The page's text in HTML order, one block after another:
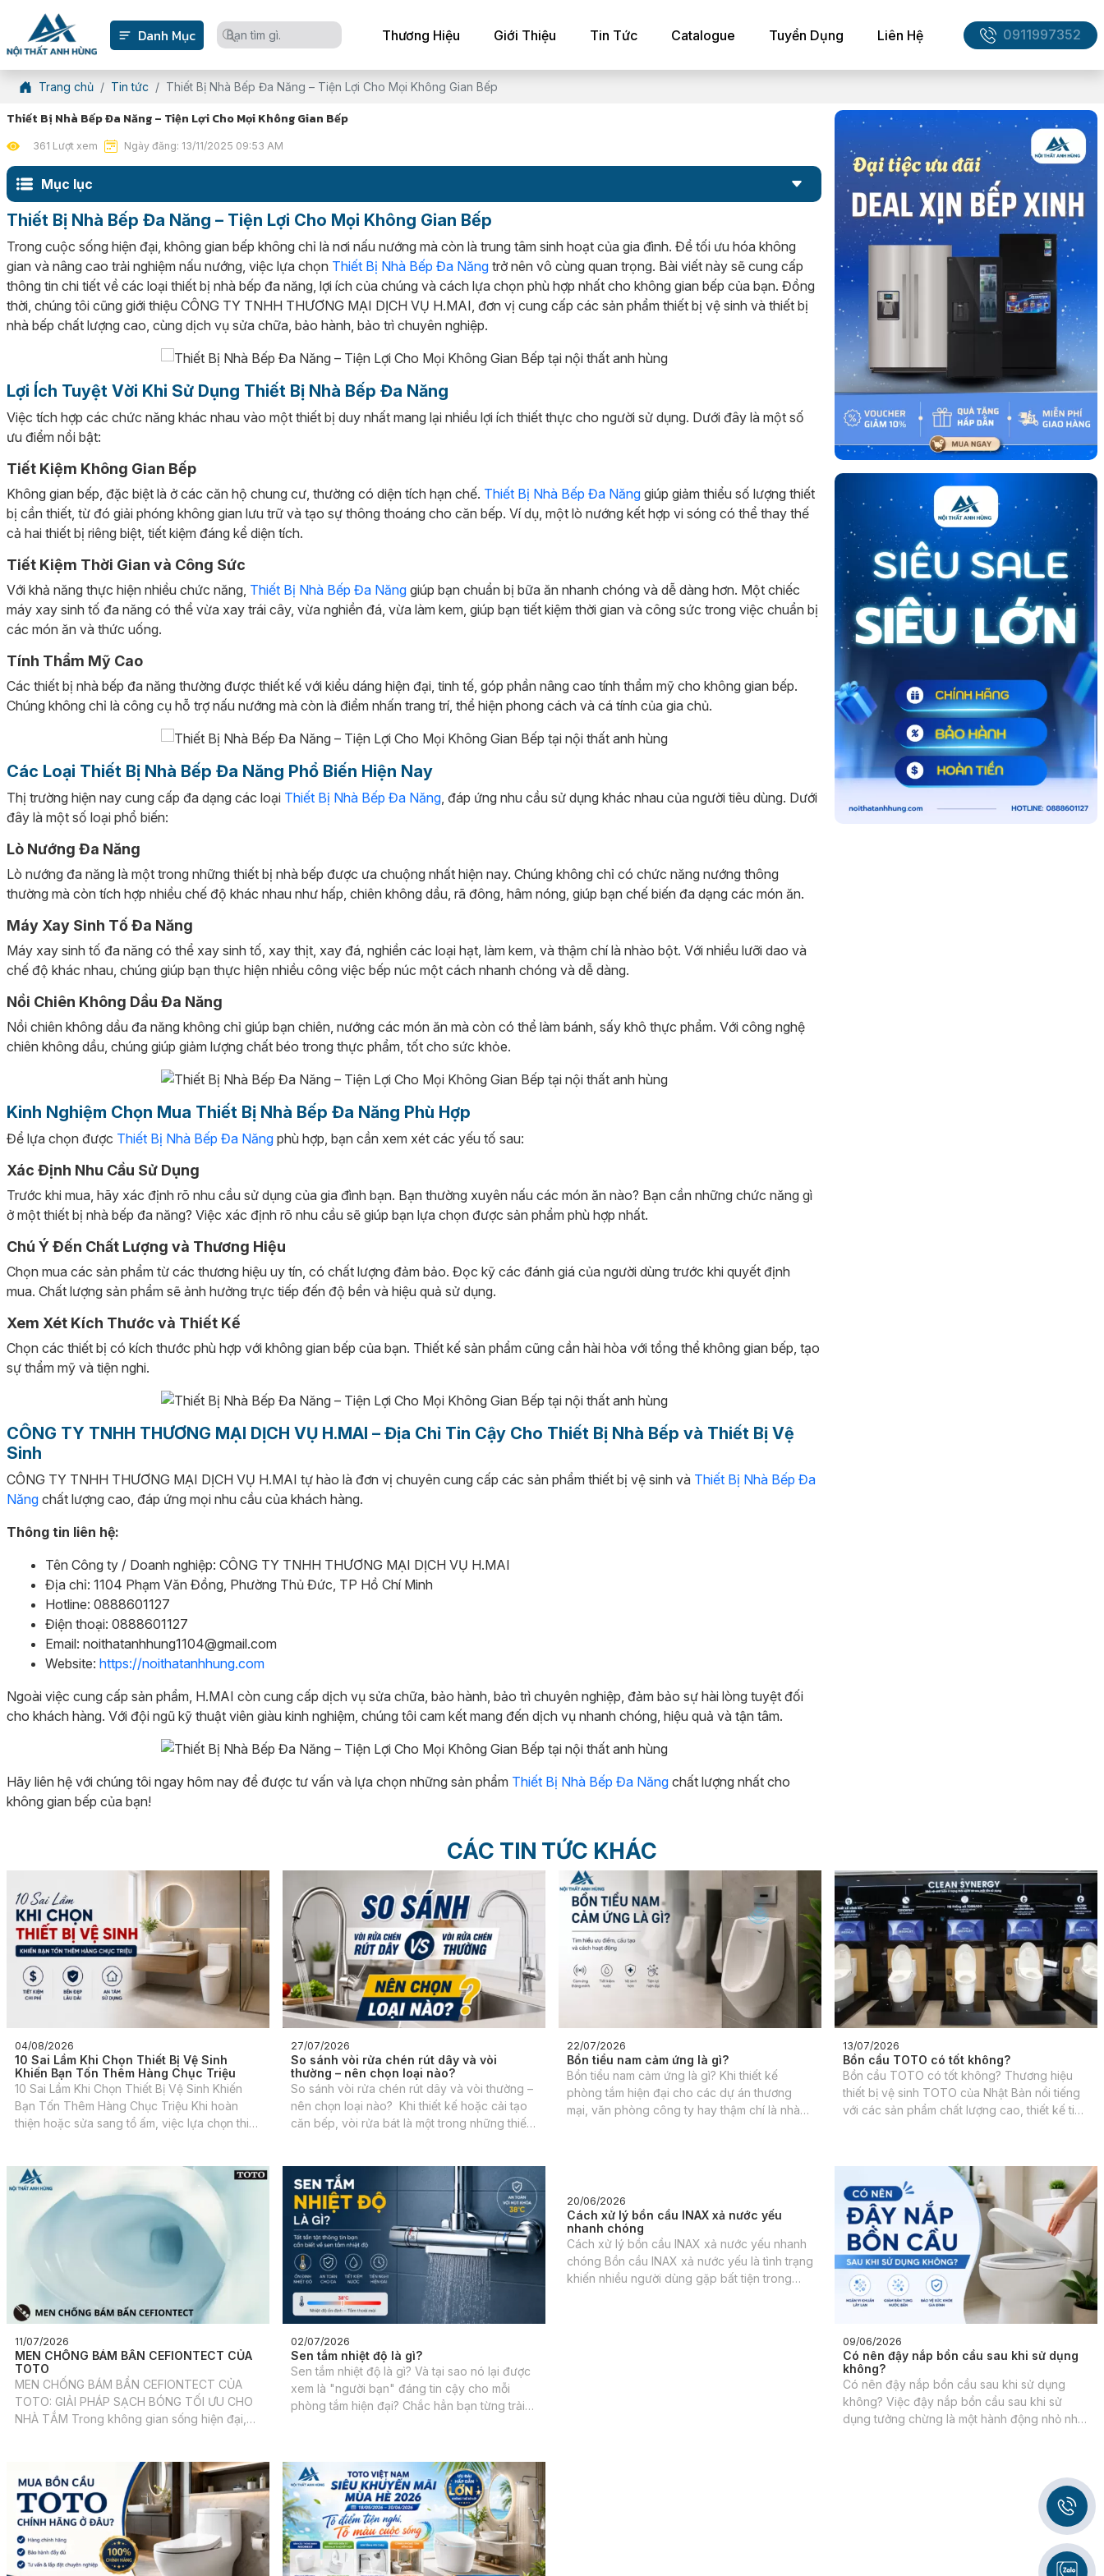
Danh Mục Thương Hiệu Giới Thiệu Tin Tức Catalogue Tuyển Dụng Liên Hệ 0911997352
Trang chủ Tin tức Thiết Bị Nhà Bếp Đa Năng – Tiện Lợi Cho Mọi Không Gian Bếp
Thiết Bị Nhà Bếp Đa Năng – Tiện Lợi Cho Mọi Không Gian Bếp
361 Lượt xem Ngày đăng: 13/11/2025 09:53 AM
Mục lục
Thiết Bị Nhà Bếp Đa Năng – Tiện Lợi Cho Mọi Không Gian Bếp
Trong cuộc sống hiện đại, không gian bếp không chỉ là nơi nấu nướng mà còn là trung tâm sinh hoạt của gia đình. Để tối ưu hóa không
gian và nâng cao trải nghiệm nấu nướng, việc lựa chọn Thiết Bị Nhà Bếp Đa Năng trở nên vô cùng quan trọng. Bài viết này sẽ cung cấp
thông tin chi tiết về các loại thiết bị nhà bếp đa năng, lợi ích của chúng và cách lựa chọn phù hợp nhất cho không gian bếp của bạn. Đồng
thời, chúng tôi cũng giới thiệu CÔNG TY TNHH THƯƠNG MẠI DỊCH VỤ H.MAI, đơn vị cung cấp các sản phẩm thiết bị vệ sinh và thiết bị
nhà bếp chất lượng cao, cùng dịch vụ sửa chữa, bảo hành, bảo trì chuyên nghiệp.
Lợi Ích Tuyệt Vời Khi Sử Dụng Thiết Bị Nhà Bếp Đa Năng
Việc tích hợp các chức năng khác nhau vào một thiết bị duy nhất mang lại nhiều lợi ích thiết thực cho người sử dụng. Dưới đây là một số
ưu điểm nổi bật:
Tiết Kiệm Không Gian Bếp
Không gian bếp, đặc biệt là ở các căn hộ chung cư, thường có diện tích hạn chế. Thiết Bị Nhà Bếp Đa Năng giúp giảm thiểu số lượng thiết
bị cần thiết, từ đó giải phóng không gian lưu trữ và tạo sự thông thoáng cho căn bếp. Ví dụ, một lò nướng kết hợp vi sóng có thể thay thế
cả hai thiết bị riêng biệt, tiết kiệm đáng kể diện tích.
Tiết Kiệm Thời Gian và Công Sức
Với khả năng thực hiện nhiều chức năng, Thiết Bị Nhà Bếp Đa Năng giúp bạn chuẩn bị bữa ăn nhanh chóng và dễ dàng hơn. Một chiếc
máy xay sinh tố đa năng có thể vừa xay trái cây, vừa nghiền đá, vừa làm kem, giúp bạn tiết kiệm thời gian và công sức trong việc chuẩn bị
các món ăn và thức uống.
Tính Thẩm Mỹ Cao
Các thiết bị nhà bếp đa năng thường được thiết kế với kiểu dáng hiện đại, tinh tế, góp phần nâng cao tính thẩm mỹ cho không gian bếp.
Chúng không chỉ là công cụ hỗ trợ nấu nướng mà còn là điểm nhấn trang trí, thể hiện phong cách và cá tính của gia chủ.
Các Loại Thiết Bị Nhà Bếp Đa Năng Phổ Biến Hiện Nay
Thị trường hiện nay cung cấp đa dạng các loại Thiết Bị Nhà Bếp Đa Năng, đáp ứng nhu cầu sử dụng khác nhau của người tiêu dùng. Dưới
đây là một số loại phổ biến:
Lò Nướng Đa Năng
Lò nướng đa năng là một trong những thiết bị nhà bếp được ưa chuộng nhất hiện nay. Chúng không chỉ có chức năng nướng thông
thường mà còn tích hợp nhiều chế độ khác nhau như hấp, chiên không dầu, rã đông, hâm nóng, giúp bạn chế biến đa dạng các món ăn.
Máy Xay Sinh Tố Đa Năng
Máy xay sinh tố đa năng có thể xay sinh tố, xay thịt, xay đá, nghiền các loại hạt, làm kem, và thậm chí là nhào bột. Với nhiều lưỡi dao và
chế độ khác nhau, chúng giúp bạn thực hiện nhiều công việc bếp núc một cách nhanh chóng và dễ dàng.
Nồi Chiên Không Dầu Đa Năng
Nồi chiên không dầu đa năng không chỉ giúp bạn chiên, nướng các món ăn mà còn có thể làm bánh, sấy khô thực phẩm. Với công nghệ
chiên không dầu, chúng giúp giảm lượng chất béo trong thực phẩm, tốt cho sức khỏe.
Kinh Nghiệm Chọn Mua Thiết Bị Nhà Bếp Đa Năng Phù Hợp
Để lựa chọn được Thiết Bị Nhà Bếp Đa Năng phù hợp, bạn cần xem xét các yếu tố sau:
Xác Định Nhu Cầu Sử Dụng
Trước khi mua, hãy xác định rõ nhu cầu sử dụng của gia đình bạn. Bạn thường xuyên nấu các món ăn nào? Bạn cần những chức năng gì
ở một thiết bị nhà bếp đa năng? Việc xác định rõ nhu cầu sẽ giúp bạn lựa chọn được sản phẩm phù hợp nhất.
Chú Ý Đến Chất Lượng và Thương Hiệu
Chọn mua các sản phẩm từ các thương hiệu uy tín, có chất lượng đảm bảo. Đọc kỹ các đánh giá của người dùng trước khi quyết định
mua. Chất lượng sản phẩm sẽ ảnh hưởng trực tiếp đến độ bền và hiệu quả sử dụng.
Xem Xét Kích Thước và Thiết Kế
Chọn các thiết bị có kích thước phù hợp với không gian bếp của bạn. Thiết kế sản phẩm cũng cần hài hòa với tổng thể không gian bếp, tạo
sự thẩm mỹ và tiện nghi.
CÔNG TY TNHH THƯƠNG MẠI DỊCH VỤ H.MAI – Địa Chỉ Tin Cậy Cho Thiết Bị Nhà Bếp và Thiết Bị Vệ
Sinh
CÔNG TY TNHH THƯƠNG MẠI DỊCH VỤ H.MAI tự hào là đơn vị chuyên cung cấp các sản phẩm thiết bị vệ sinh và Thiết Bị Nhà Bếp Đa
Năng chất lượng cao, đáp ứng mọi nhu cầu của khách hàng.
Thông tin liên hệ:
Tên Công ty / Doanh nghiệp: CÔNG TY TNHH THƯƠNG MẠI DỊCH VỤ H.MAI
Địa chỉ: 1104 Phạm Văn Đồng, Phường Thủ Đức, TP Hồ Chí Minh
Hotline: 0888601127
Điện thoại: 0888601127
Email: noithatanhhung1104@gmail.com
Website: https://noithatanhhung.com
Ngoài việc cung cấp sản phẩm, H.MAI còn cung cấp dịch vụ sửa chữa, bảo hành, bảo trì chuyên nghiệp, đảm bảo sự hài lòng tuyệt đối
cho khách hàng. Với đội ngũ kỹ thuật viên giàu kinh nghiệm, chúng tôi cam kết mang đến dịch vụ nhanh chóng, hiệu quả và tận tâm.
Hãy liên hệ với chúng tôi ngay hôm nay để được tư vấn và lựa chọn những sản phẩm Thiết Bị Nhà Bếp Đa Năng chất lượng nhất cho
không gian bếp của bạn!
CÁC TIN TỨC KHÁC
04/08/2026
10 Sai Lầm Khi Chọn Thiết Bị Vệ Sinh
Khiến Bạn Tốn Thêm Hàng Chục Triệu
10 Sai Lầm Khi Chọn Thiết Bị Vệ Sinh Khiến
Bạn Tốn Thêm Hàng Chục Triệu Khi hoàn
thiện hoặc sửa sang tổ ấm, việc lựa chọn thiết
đình.
27/07/2026
So sánh vòi rửa chén rút dây và vòi
thường – nên chọn loại nào?
So sánh vòi rửa chén rút dây và vòi thường –
nên chọn loại nào? Khi thiết kế hoặc cải tạo
căn bếp, vòi rửa bát là một trong những thiết
22/07/2026
Bồn tiểu nam cảm ứng là gì?
Bồn tiểu nam cảm ứng là gì? Khi thiết kế
phòng tắm hiện đại cho các dự án thương
mại, văn phòng công ty hay thậm chí là nhà
13/07/2026
Bồn cầu TOTO có tốt không?
Bồn cầu TOTO có tốt không? Thương hiệu
thiết bị vệ sinh TOTO của Nhật Bản nổi tiếng
với các sản phẩm chất lượng cao, thiết kế tinh
11/07/2026
MEN CHỐNG BÁM BẨN CEFIONTECT CỦA
TOTO
MEN CHỐNG BÁM BẨN CEFIONTECT CỦA
TOTO: GIẢI PHÁP SẠCH BÓNG TỐI ƯU CHO
NHÀ TẮM Trong không gian sống hiện đại,
02/07/2026
Sen tắm nhiệt độ là gì?
Sen tắm nhiệt độ là gì? Và tại sao nó lại được
xem là "người bạn" đáng tin cậy cho mỗi
phòng tắm hiện đại? Chắc hẳn bạn từng trải
09/06/2026
Có nên đậy nắp bồn cầu sau khi sử dụng
không?
Có nên đậy nắp bồn cầu sau khi sử dụng
không? Việc đậy nắp bồn cầu sau khi sử
dụng tưởng chừng là một hành động nhỏ nhặt